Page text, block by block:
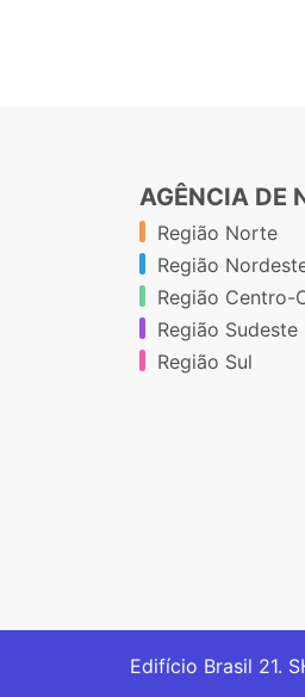
AGÊNCIA DE
Região Norte
Região
Região Centro-
Região Sudeste
Região Sul
Edifício Brasil 21.